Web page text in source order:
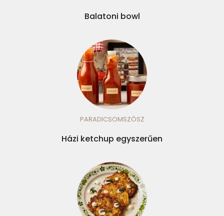
Balatoni bowl
PARADICSOMSZÓSZ
Házi ketchup egyszerűen